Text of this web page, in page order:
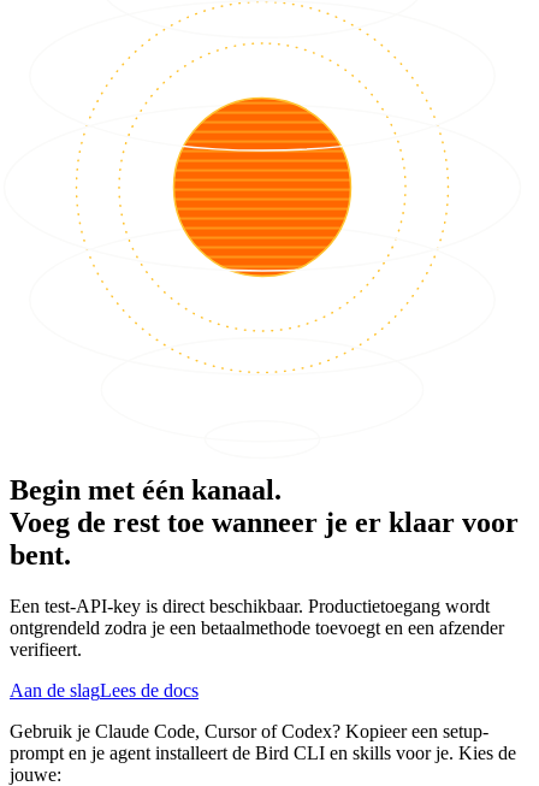
Begin met één kanaal.
Voeg de rest toe wanneer je er klaar voor
bent.
Een test-API-key is direct beschikbaar. Productietoegang wordt
ontgrendeld zodra je een betaalmethode toevoegt en een afzender
verifieert.
Aan de slagLees de docs
Gebruik je Claude Code, Cursor of Codex? Kopieer een setup-
prompt en je agent installeert de Bird CLI en skills voor je. Kies de
jouwe: